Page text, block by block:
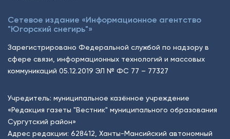
Сетевое издание «Информационное агентство
"Югорский снегирь"»
Зарегистрировано Федеральной службой по надзору в
сфере связи, информационных технологий и массовых
коммуникаций 05.12.2019 ЭЛ № ФС 77 – 77327
Учредитель: муниципальное казённое учреждение
«Редакция газеты "Вестник" муниципального образования
Сургутский район»
Адрес редакции: 628412, Ханты-Мансийский автономный